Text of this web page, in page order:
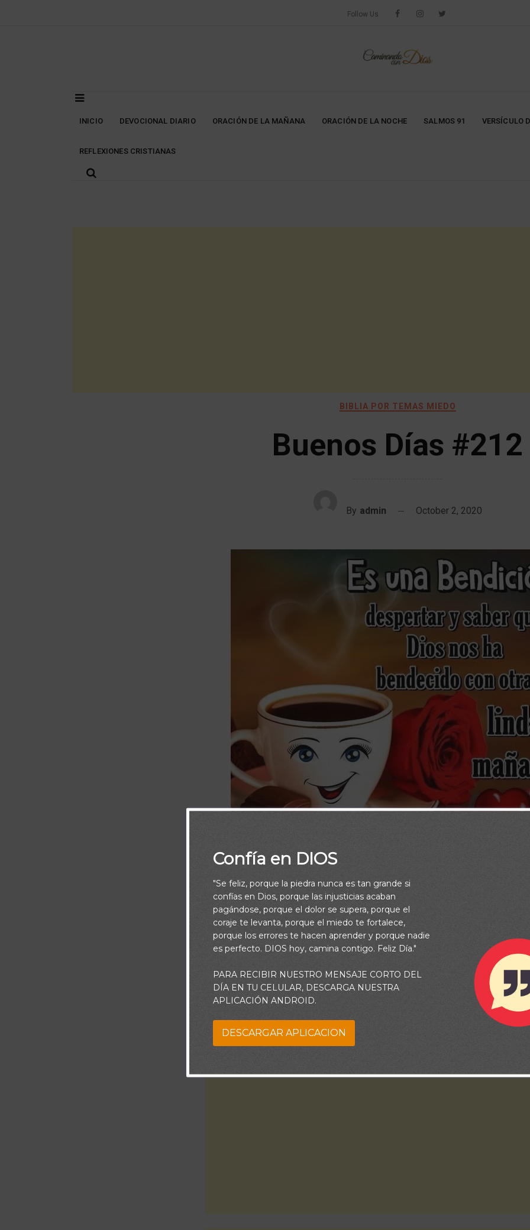
Follow Us
INICIO DEVOCIONAL DIARIO ORACIÓN DE LA MAÑANA ORACIÓN DE LA NOCHE SALMOS 91 VERSÍCULO
REFLEXIONES CRISTIANAS
BIBLIA POR TEMAS MIEDO
Buenos Días #212
By admin October 2, 2020
Es una bendición despertar y saber que Dios, en su inmensa gracia nos
otro hermoso día para vivir, aprender y glorificarlo.
Confía en DIOS
"Se feliz, porque la piedra nunca es tan grande si
confías en Dios, porque las injusticias acaban
pagándose, porque el dolor se supera, porque el
coraje te levanta, porque el miedo te fortalece,
porque los errores te hacen aprender y porque nadie
es perfecto. DIOS hoy, camina contigo. Feliz Día."
PARA RECIBIR NUESTRO MENSAJE CORTO DEL
DÍA EN TU CELULAR, DESCARGA NUESTRA
APLICACIÓN ANDROID.
DESCARGAR APLICACION